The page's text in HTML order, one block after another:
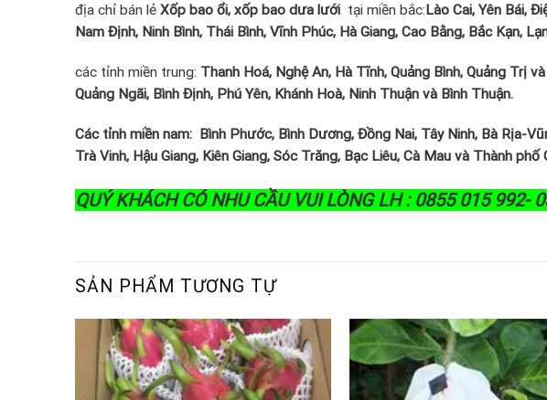
địa chỉ bán lẻ Xốp bao ổi, xốp bao dưa lưới tại miền bắc:Lào Cai, Yên Bái,
Nam Định, Ninh Bình, Thái Bình, Vĩnh Phúc, Hà Giang, Cao Bằng, Bắc Kạn,
các tỉnh miền trung: Thanh Hoá, Nghệ An, Hà Tĩnh, Quảng Bình, Quảng Trị
Quảng Ngãi, Bình Định, Phú Yên, Khánh Hoà, Ninh Thuận và Bình Thuận.
Các tỉnh miền nam: Bình Phước, Bình Dương, Đồng Nai, Tây Ninh, Bà Rịa-
Trà Vinh, Hậu Giang, Kiên Giang, Sóc Trăng, Bạc Liêu, Cà Mau và Thành phố
QUÝ KHÁCH CÓ NHU CẦU VUI LÒNG LH : 0855 015 992-
SẢN PHẨM TƯƠNG TỰ